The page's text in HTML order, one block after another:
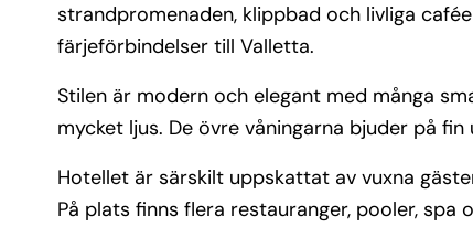
strandpromenaden, klippbad och livliga
färjeförbindelser till Valletta.
Stilen är modern och elegant med många
mycket ljus. De övre våningarna bjuder på
Hotellet är särskilt uppskattat av vuxna
På plats finns flera restauranger, pooler,